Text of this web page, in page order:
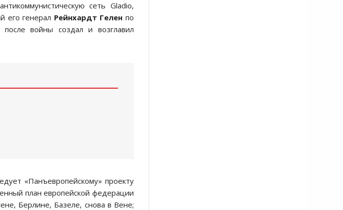
сеть Gladio,
его генерал Рейнхардт Гелен по
после войны создал и возглавил
«Панъевропейскому» проекту
план европейской федерации
Берлине, Базеле, снова в Вене;